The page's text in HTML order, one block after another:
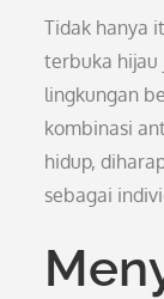
Tidak hanya
terbuka hijau
lingkungan
kombinasi
hidup,
sebagai